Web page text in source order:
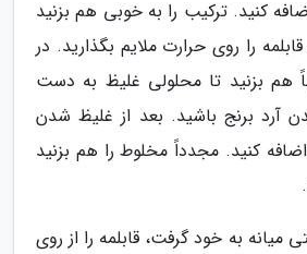
کنید. ترکیب را به خوبی هم بزنید
را روی حرارت ملایم بگذارید. در
هم بزنید تا محلولی غلیظ به دست
آرد برنج باشید. بعد از غلیظ شدن
کنید. مجدداً مخلوط را هم بزنید
میانه به خود گرفت، قابلمه را از روی